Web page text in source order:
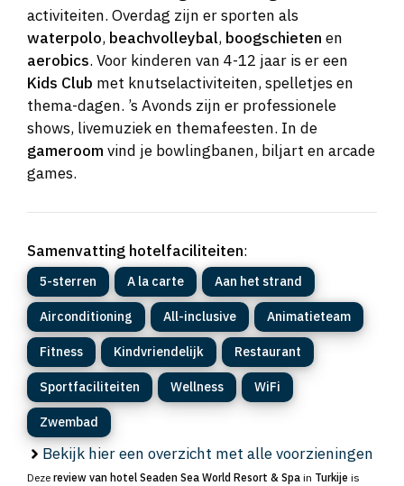
activiteiten. Overdag zijn er sporten als
waterpolo, beachvolleybal, boogschieten en
aerobics. Voor kinderen van 4-12 jaar is er een
Kids Club met knutselactiviteiten, spelletjes en
thema-dagen. ’s Avonds zijn er professionele
shows, livemuziek en themafeesten. In de
gameroom vind je bowlingbanen, biljart en arcade
games.
Samenvatting hotelfaciliteiten:
5-sterren A la carte Aan het strand
Airconditioning All-inclusive Animatieteam
Fitness Kindvriendelijk Restaurant
Sportfaciliteiten Wellness WiFi
Zwembad
Bekijk hier een overzicht met alle voorzieningen
Deze review van hotel Seaden Sea World Resort & Spa in Turkije is